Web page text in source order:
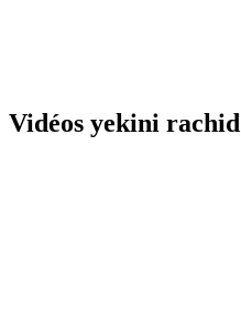
Vidéos yekini rachid